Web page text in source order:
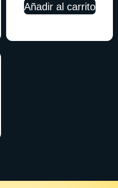
Añadir al carrito